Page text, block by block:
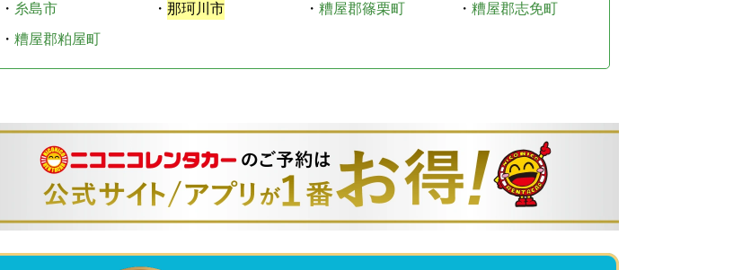
・ 糸島市 ・ 那珂川市 ・ 糟屋郡篠栗町 ・ 糟屋郡志免町
・ 糟屋郡粕屋町